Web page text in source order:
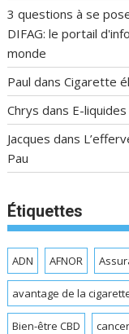
3 questions à se
DIFAG: le portail
monde
Paul dansCigarette
Chrys dans E-
Jacques dans
Pau
Étiquettes
ADN AFNOR
avantage de la
Bien-être CBD